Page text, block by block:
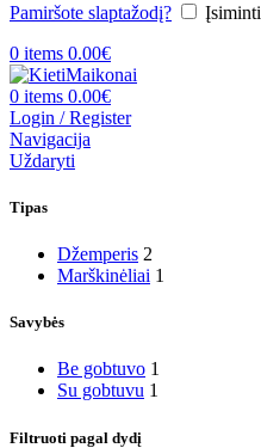
Pamiršote slaptažodį?
Įsiminti
0 items 0.00€
0 items 0.00€
Login / Register
Navigacija
Uždaryti
Tipas
Džemperis 2
Marškinėliai 1
Savybės
Be gobtuvo 1
Su gobtuvu 1
Filtruoti pagal dydį